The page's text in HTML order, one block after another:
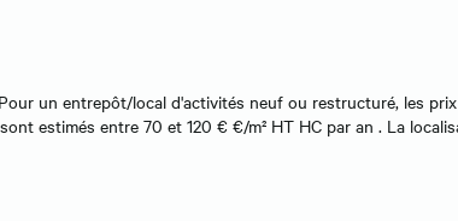
un entrepôt/local d'activités neuf ou restructuré, les
estimés entre 70 et 120 € €/m² HT HC par an . La